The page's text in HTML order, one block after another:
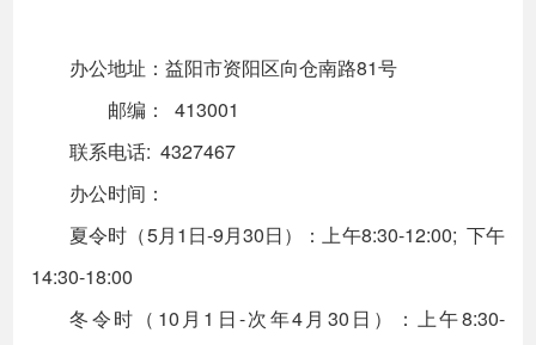
办公地址：益阳市资阳区向仓南路81号
邮编： 413001
联系电话: 4327467
办公时间：
夏令时（5月1日-9月30日）：上午8:30-12:00; 下午
14:30-18:00
冬令时（10月1日-次年4月30日）：上午8:30-